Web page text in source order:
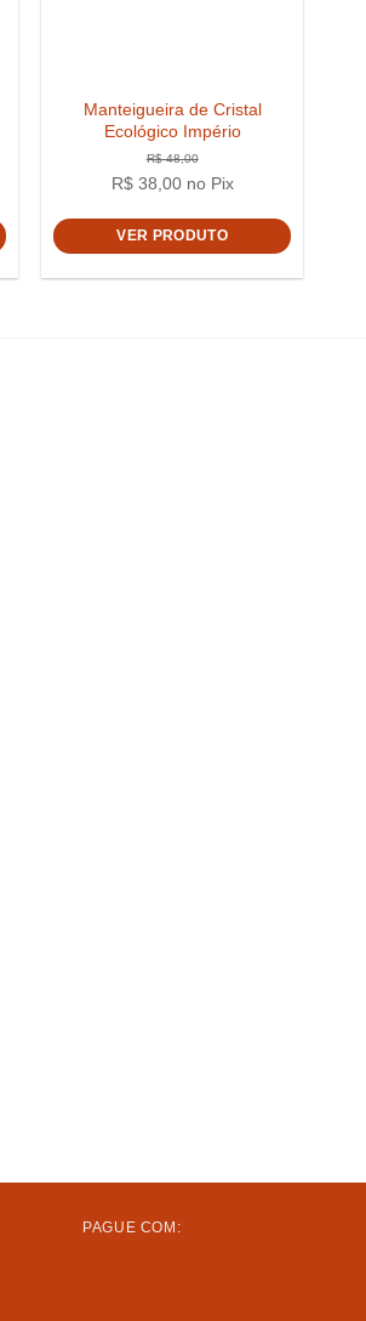
R$189,00
Manteigueira de Cristal
Ecológico Império
R$38,00 no Pix
VER PRODUTO
PAGUE COM: